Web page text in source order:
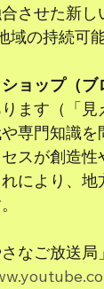
させた新
域の持続可
ョップ（
ます（「
専門知識
スが創造
により、地
なご放送局